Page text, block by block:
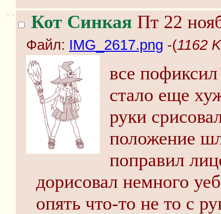
>> Кот Синкая Пт 22
Файл: IMG_2617.png -(1162
все
стало еще
руки
положение
поправил
дорисовал немного
опять что-то не то с